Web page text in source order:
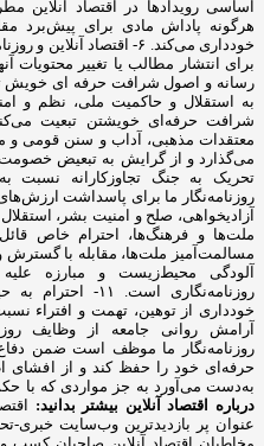
هرگونه پاداش مادی برای پیش‌برد
خودداری می‌کند. ۶- اقتصاد
برای انتشار مطالب یا تغییر
به استقلال و حاکمیت ملی، نظم و
معتقدات مذهبی، آداب و سنن قومی و
می‌گذارد و از گرایش به تبعیض خصومت
روزنامه‌نگار ما برای پاسداشت
آزادیخواهی، صلح و امنیت بشر،
مسالمت‌آمیز ملت‌ها، مقابله با گسترش
آلودگی محیط‌زیست و مبارزه
روزنامه‌نگاری
خودداری از توهین، تهمت و افتراء
روزنامه‌نگار ما موظف است ضمن دفاع
حرفه‌ای خود را حفظ کند و از افشای
به‌دست می‌آورد به جز مواردی که با
درباره اقتصاد آنلاین بیشتر بدانید:
عنوان پر بازدیدترین وب‌سایت خبری-
مخاطبان اقتصاد آنلاین صاحبان کسب